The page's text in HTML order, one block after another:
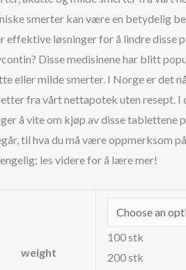
kr5,600.00
smerter kan være en betydelig
effektive løsninger for å lindre disse
Disse medisinene har blitt
eller milde smerter. I Norge er det
fra vårt nettapotek uten resept. I
å vite om kjøp av disse tablettene
til hva du må være oppmerksom
les videre for å lære mer!
weight
100 stk
200 stk